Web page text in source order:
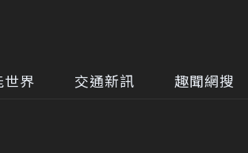
世界 交通新訊 趣聞網搜